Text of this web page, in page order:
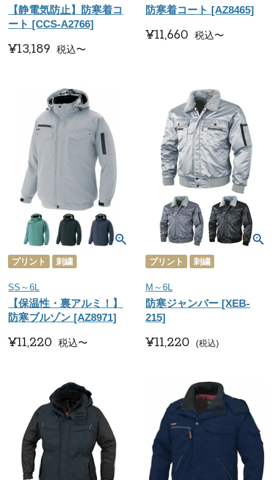
【静電気防止】防寒着コ
ート [CCS-A2766]
¥13,189 税込〜
防寒着コート [AZ8465]
¥11,660 税込〜
プリント 刺繍
SS～6L
【保温性・裏アルミ！】
防寒ブルゾン [AZ8971]
¥11,220 税込〜
プリント 刺繍
M～6L
防寒ジャンバー [XEB-
215]
¥11,220 税込